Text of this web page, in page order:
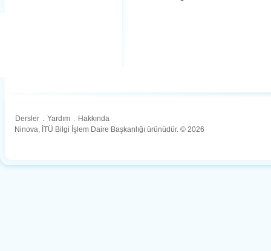
Dersler . Yardım . Hakkında
Ninova, İTÜ Bilgi İşlem Daire Başkanlığı ürünüdür. © 2026